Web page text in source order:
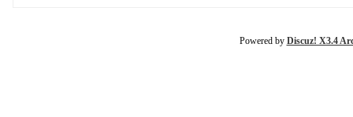
Powered by Discuz! X3.4